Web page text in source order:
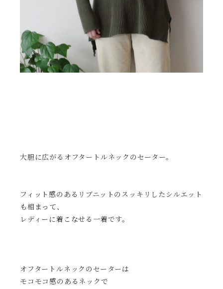
大胆に広がるオフタートルネックのセーター。
フィット感のあるリブニットのスッキリしたシルエット
も相まって、
レディーに着こなせる一着です。
オフタートルネックのセーターは
モコモコ感のあるネックで